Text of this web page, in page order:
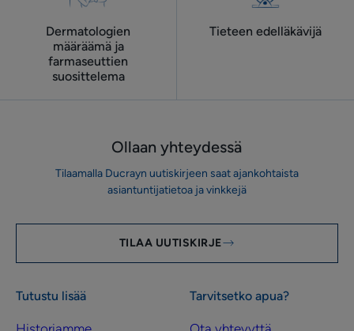
Dermatologien
määräämä ja
farmaseuttien
suosittelema
Tieteen edelläkävijä
Ollaan yhteydessä
Tilaamalla Ducrayn uutiskirjeen saat ajankohtaista
asiantuntijatietoa ja vinkkejä
TILAA UUTISKIRJE
Tutustu lisää Tarvitsetko apua?